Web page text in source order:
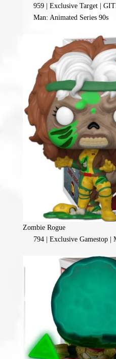
959 | Exclusive Target |
Man: Animated Series 90s
Zombie Rogue
794 | Exclusive Gamestop |